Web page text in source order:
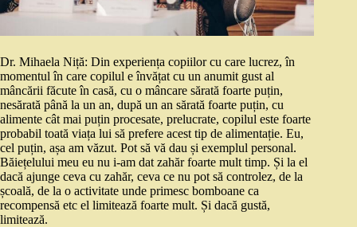
Dr. Mihaela Niță: Din experiența copiilor cu care lucrez, în
momentul în care copilul e învățat cu un anumit gust al
mâncării făcute în casă, cu o mâncare sărată foarte puțin,
nesărată până la un an, după un an sărată foarte puțin, cu
alimente cât mai puțin procesate, prelucrate, copilul este foarte
probabil toată viața lui să prefere acest tip de alimentație. Eu,
cel puțin, așa am văzut. Pot să vă dau și exemplul personal.
Băiețelului meu eu nu i-am dat zahăr foarte mult timp. Și la el
dacă ajunge ceva cu zahăr, ceva ce nu pot să controlez, de la
școală, de la o activitate unde primesc bomboane ca
recompensă etc el limitează foarte mult. Și dacă gustă,
limitează.